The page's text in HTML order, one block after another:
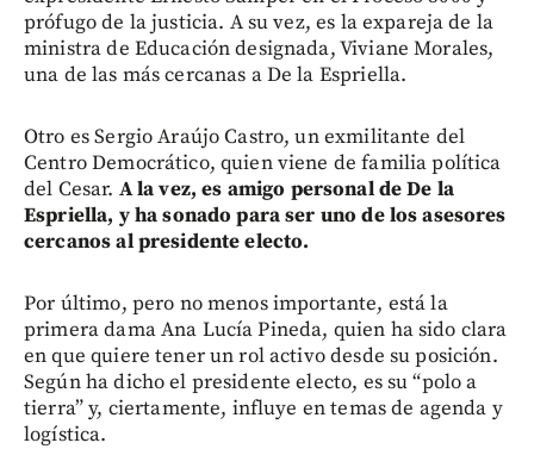
prófugo de la justicia. A su vez, es la expareja de la
ministra de Educación designada, Viviane Morales,
una de las más cercanas a De la Espriella.
Otro es Sergio Araújo Castro, un exmilitante del
Centro Democrático, quien viene de familia política
del Cesar. A la vez, es amigo personal de De la
Espriella, y ha sonado para ser uno de los asesores
cercanos al presidente electo.
Por último, pero no menos importante, está la
primera dama Ana Lucía Pineda, quien ha sido clara
en que quiere tener un rol activo desde su posición.
Según ha dicho el presidente electo, es su “polo a
tierra” y, ciertamente, influye en temas de agenda y
logística.